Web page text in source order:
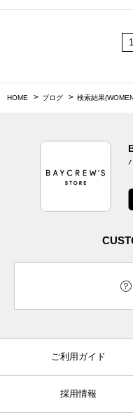
1
HOME ブログ 検索結果
ご利用ガイド
採用情報